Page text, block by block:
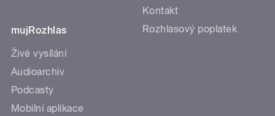
mujRozhlas
Živé vysílání
Audioarchiv
Podcasty
Mobilní aplikace
Kontakt
Rozhlasový poplatek